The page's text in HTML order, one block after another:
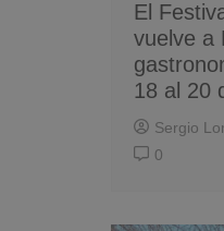
El
vuelve a
18 al 20
Sergio
0